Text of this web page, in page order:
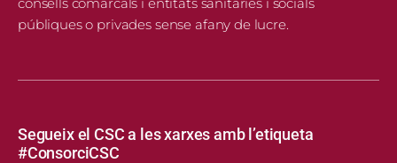
públiques o privades sense afany de lucre.
Segueix el CSC a les xarxes amb l’etiqueta
#ConsorciCSC